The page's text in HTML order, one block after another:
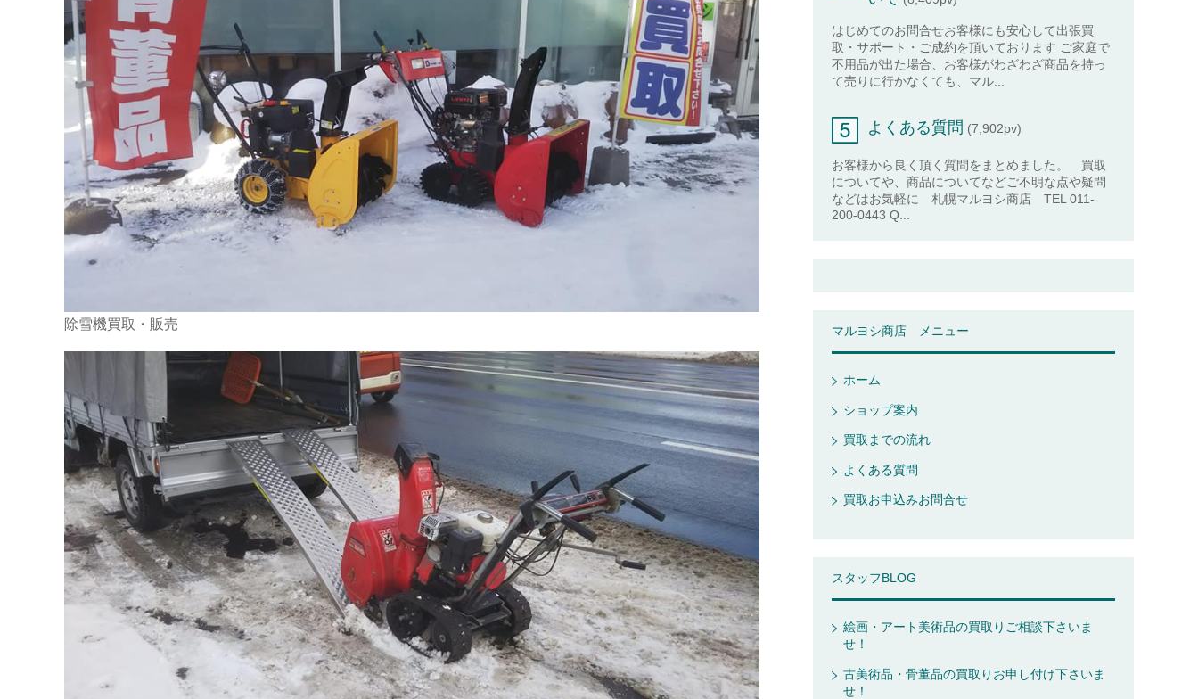
除雪機買取・販売
はじめてのお問合せお客様にも安心して出張買
取・サポート・ご成約を頂いております ご家庭で
不用品が出た場合、お客様がわざわざ商品を持っ
て売りに行かなくても、マル...
よくある質問 (7,902pv)
お客様から良く頂く質問をまとめました。 買取
についてや、商品についてなどご不明な点や疑問
などはお気軽に 札幌マルヨシ商店 TEL 011-
200-0443 Q...
マルヨシ商店 メニュー
ホーム
ショップ案内
買取までの流れ
よくある質問
買取お申込みお問合せ
スタッフBLOG
絵画・アート美術品の買取りご相談下さいま
せ！
古美術品・骨董品の買取りお申し付け下さいま
せ！